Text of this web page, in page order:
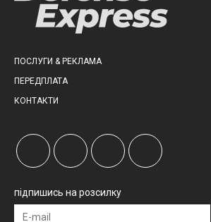
ПОСЛУГИ & РЕКЛАМА
ПЕРЕДПЛАТА
КОНТАКТИ
підпишись на розсилку